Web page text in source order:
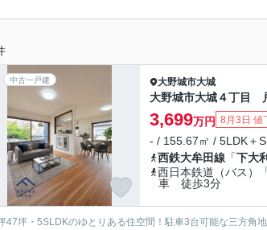
中古一戸建 大野城市大城
大野城市大城４丁目
3,699万円 8月3日 値
- / 155.67㎡ / 5LDK＋
西鉄大牟田線 「下大利
西日本鉄道（バス）
車 徒歩3分
47坪・5SLDKのゆとりある住空間！駐車3台可能な三方角